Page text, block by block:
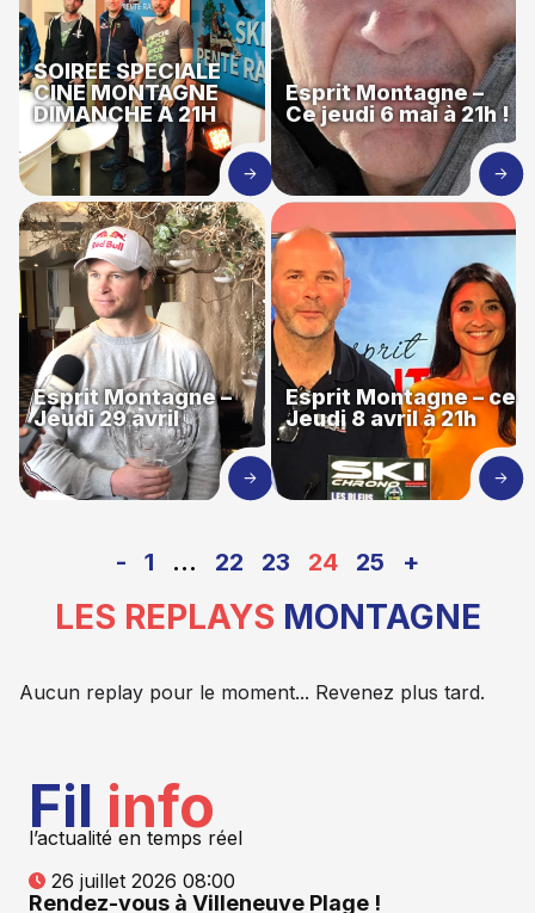
SOIREE SPECIALE
CINE MONTAGNE
DIMANCHE A 21H
Esprit Montagne –
Ce jeudi 6 mai à 21h !
Esprit Montagne –
Jeudi 29 avril
Esprit Montagne – ce
Jeudi 8 avril à 21h
- 1 … 22 23 24 25 +
LES REPLAYSMONTAGNE
Aucun replay pour le moment... Revenez plus tard.
Fil info
l’actualité en temps réel
26 juillet 2026 08:00
Rendez-vous à Villeneuve Plage !